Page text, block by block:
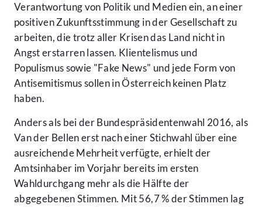
Verantwortung von Politik und Medien ein, an einer
positiven Zukunftsstimmung in der Gesellschaft zu
arbeiten, die trotz aller Krisen das Land nicht in
Angst erstarren lassen. Klientelismus und
Populismus sowie "Fake News" und jede Form von
Antisemitismus sollen in Österreich keinen Platz
haben.
Anders als bei der Bundespräsidentenwahl 2016, als
Van der Bellen erst nach einer Stichwahl über eine
ausreichende Mehrheit verfügte, erhielt der
Amtsinhaber im Vorjahr bereits im ersten
Wahldurchgang mehr als die Hälfte der
abgegebenen Stimmen. Mit 56,7 % der Stimmen lag